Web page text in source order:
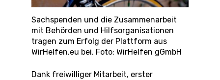
Sachspenden und die Zusammenarbeit
mit Behörden und Hilfsorganisationen
tragen zum Erfolg der Plattform aus
WirHelfen.eu bei. Foto: WirHelfen gGmbH
Dank freiwilliger Mitarbeit, erster